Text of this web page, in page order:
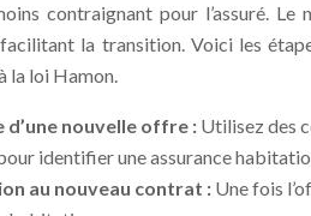
contraignant pour l’assuré.
la transition. Voici les
la loi Hamon.
d’une nouvelle offre : Utilisez des
identifier une assurance
au nouveau contrat : Une fois